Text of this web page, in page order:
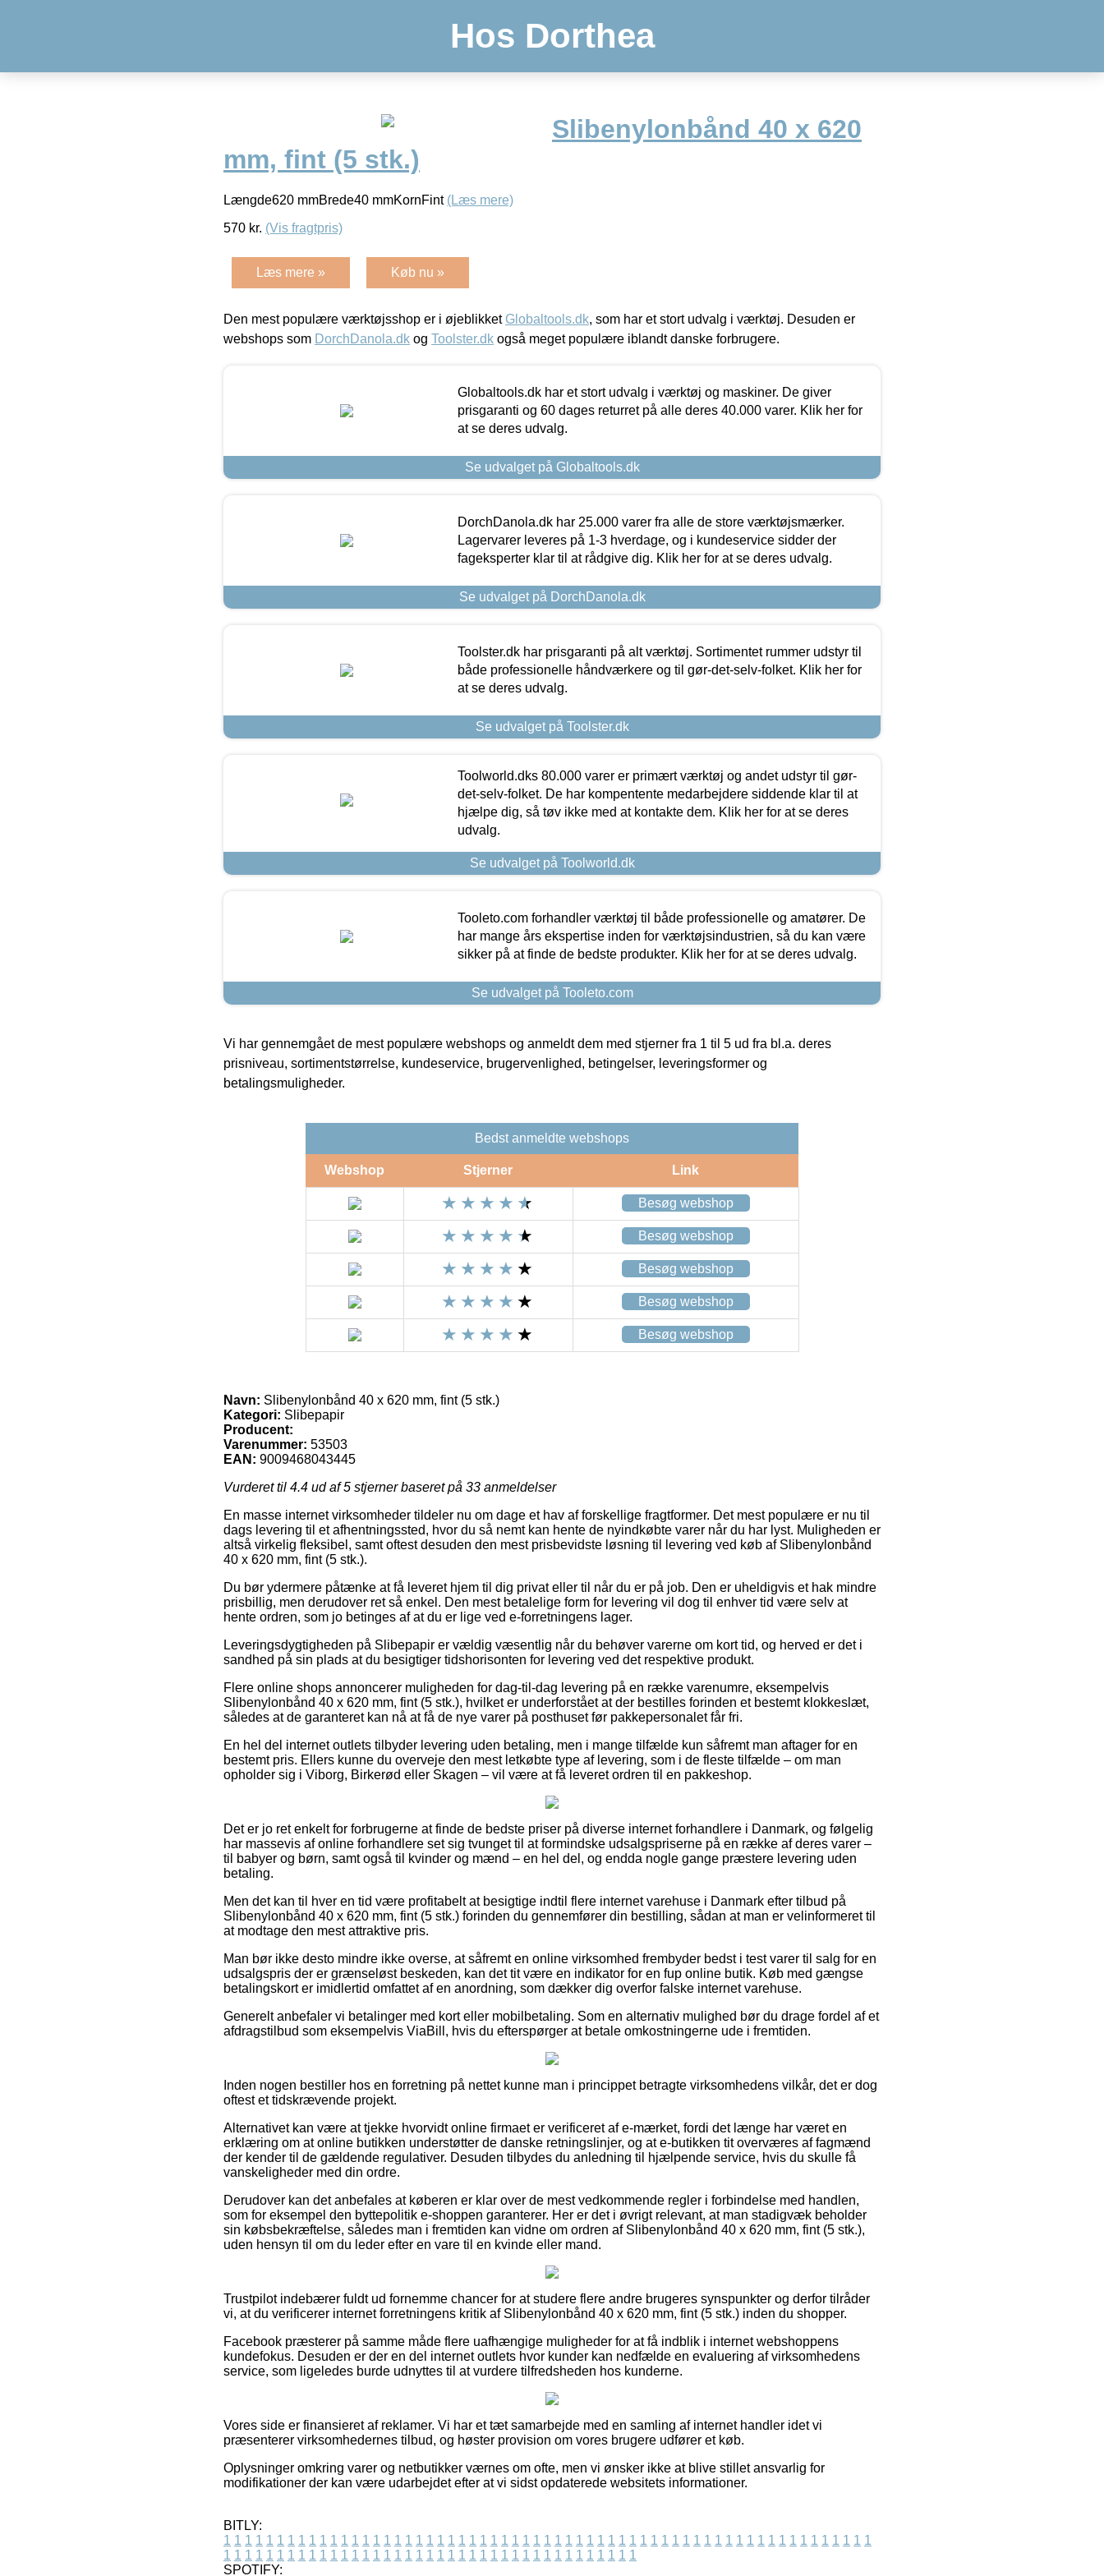
Hos Dorthea
Slibenylonbånd 40 x 620
mm, fint (5 stk.)
Længde620 mmBrede40 mmKornFint (Læs mere)
570 kr. (Vis fragtpris)
Læs mere » Køb nu »
Den mest populære værktøjsshop er i øjeblikket Globaltools.dk, som har et stort udvalg i værktøj. Desuden er
webshops som DorchDanola.dk og Toolster.dk også meget populære iblandt danske forbrugere.
Globaltools.dk har et stort udvalg i værktøj og maskiner. De giver
prisgaranti og 60 dages returret på alle deres 40.000 varer. Klik her for
at se deres udvalg.
Se udvalget på Globaltools.dk
DorchDanola.dk har 25.000 varer fra alle de store værktøjsmærker.
Lagervarer leveres på 1-3 hverdage, og i kundeservice sidder der
fageksperter klar til at rådgive dig. Klik her for at se deres udvalg.
Se udvalget på DorchDanola.dk
Toolster.dk har prisgaranti på alt værktøj. Sortimentet rummer udstyr til
både professionelle håndværkere og til gør-det-selv-folket. Klik her for
at se deres udvalg.
Se udvalget på Toolster.dk
Toolworld.dks 80.000 varer er primært værktøj og andet udstyr til gør-
det-selv-folket. De har kompentente medarbejdere siddende klar til at
hjælpe dig, så tøv ikke med at kontakte dem. Klik her for at se deres
udvalg.
Se udvalget på Toolworld.dk
Tooleto.com forhandler værktøj til både professionelle og amatører. De
har mange års ekspertise inden for værktøjsindustrien, så du kan være
sikker på at finde de bedste produkter. Klik her for at se deres udvalg.
Se udvalget på Tooleto.com
Vi har gennemgået de mest populære webshops og anmeldt dem med stjerner fra 1 til 5 ud fra bl.a. deres
prisniveau, sortimentstørrelse, kundeservice, brugervenlighed, betingelser, leveringsformer og
betalingsmuligheder.
Bedst anmeldte webshops
Webshop Stjerner Link
Besøg webshop
Besøg webshop
Besøg webshop
Besøg webshop
Besøg webshop
Navn: Slibenylonbånd 40 x 620 mm, fint (5 stk.)
Kategori: Slibepapir
Producent:
Varenummer: 53503
EAN: 9009468043445
Vurderet til 4.4 ud af 5 stjerner baseret på 33 anmeldelser
En masse internet virksomheder tildeler nu om dage et hav af forskellige fragtformer. Det mest populære er nu til
dags levering til et afhentningssted, hvor du så nemt kan hente de nyindkøbte varer når du har lyst. Muligheden er
altså virkelig fleksibel, samt oftest desuden den mest prisbevidste løsning til levering ved køb af Slibenylonbånd
40 x 620 mm, fint (5 stk.).
Du bør ydermere påtænke at få leveret hjem til dig privat eller til når du er på job. Den er uheldigvis et hak mindre
prisbillig, men derudover ret så enkel. Den mest betalelige form for levering vil dog til enhver tid være selv at
hente ordren, som jo betinges af at du er lige ved e-forretningens lager.
Leveringsdygtigheden på Slibepapir er vældig væsentlig når du behøver varerne om kort tid, og herved er det i
sandhed på sin plads at du besigtiger tidshorisonten for levering ved det respektive produkt.
Flere online shops annoncerer muligheden for dag-til-dag levering på en række varenumre, eksempelvis
Slibenylonbånd 40 x 620 mm, fint (5 stk.), hvilket er underforstået at der bestilles forinden et bestemt klokkeslæt,
således at de garanteret kan nå at få de nye varer på posthuset før pakkepersonalet får fri.
En hel del internet outlets tilbyder levering uden betaling, men i mange tilfælde kun såfremt man aftager for en
bestemt pris. Ellers kunne du overveje den mest letkøbte type af levering, som i de fleste tilfælde – om man
opholder sig i Viborg, Birkerød eller Skagen – vil være at få leveret ordren til en pakkeshop.
Det er jo ret enkelt for forbrugerne at finde de bedste priser på diverse internet forhandlere i Danmark, og følgelig
har massevis af online forhandlere set sig tvunget til at formindske udsalgspriserne på en række af deres varer –
til babyer og børn, samt også til kvinder og mænd – en hel del, og endda nogle gange præstere levering uden
betaling.
Men det kan til hver en tid være profitabelt at besigtige indtil flere internet varehuse i Danmark efter tilbud på
Slibenylonbånd 40 x 620 mm, fint (5 stk.) forinden du gennemfører din bestilling, sådan at man er velinformeret til
at modtage den mest attraktive pris.
Man bør ikke desto mindre ikke overse, at såfremt en online virksomhed frembyder bedst i test varer til salg for en
udsalgspris der er grænseløst beskeden, kan det tit være en indikator for en fup online butik. Køb med gængse
betalingskort er imidlertid omfattet af en anordning, som dækker dig overfor falske internet varehuse.
Generelt anbefaler vi betalinger med kort eller mobilbetaling. Som en alternativ mulighed bør du drage fordel af et
afdragstilbud som eksempelvis ViaBill, hvis du efterspørger at betale omkostningerne ude i fremtiden.
Inden nogen bestiller hos en forretning på nettet kunne man i princippet betragte virksomhedens vilkår, det er dog
oftest et tidskrævende projekt.
Alternativet kan være at tjekke hvorvidt online firmaet er verificeret af e-mærket, fordi det længe har været en
erklæring om at online butikken understøtter de danske retningslinjer, og at e-butikken tit overværes af fagmænd
der kender til de gældende regulativer. Desuden tilbydes du anledning til hjælpende service, hvis du skulle få
vanskeligheder med din ordre.
Derudover kan det anbefales at køberen er klar over de mest vedkommende regler i forbindelse med handlen,
som for eksempel den byttepolitik e-shoppen garanterer. Her er det i øvrigt relevant, at man stadigvæk beholder
sin købsbekræftelse, således man i fremtiden kan vidne om ordren af Slibenylonbånd 40 x 620 mm, fint (5 stk.),
uden hensyn til om du leder efter en vare til en kvinde eller mand.
Trustpilot indebærer fuldt ud fornemme chancer for at studere flere andre brugeres synspunkter og derfor tilråder
vi, at du verificerer internet forretningens kritik af Slibenylonbånd 40 x 620 mm, fint (5 stk.) inden du shopper.
Facebook præsterer på samme måde flere uafhængige muligheder for at få indblik i internet webshoppens
kundefokus. Desuden er der en del internet outlets hvor kunder kan nedfælde en evaluering af virksomhedens
service, som ligeledes burde udnyttes til at vurdere tilfredsheden hos kunderne.
Vores side er finansieret af reklamer. Vi har et tæt samarbejde med en samling af internet handler idet vi
præsenterer virksomhedernes tilbud, og høster provision om vores brugere udfører et køb.
Oplysninger omkring varer og netbutikker værnes om ofte, men vi ønsker ikke at blive stillet ansvarlig for
modifikationer der kan være udarbejdet efter at vi sidst opdaterede websitets informationer.
BITLY:
1 1 1 1 1 1 1 1 1 1 1 1 1 1 1 1 1 1 1 1 1 1 1 1 1 1 1 1 1 1 1 1 1 1 1 1 1 1 1 1 1 1 1 1 1 1 1 1 1 1 1 1 1 1 1 1 1 1 1 1 1
1 1 1 1 1 1 1 1 1 1 1 1 1 1 1 1 1 1 1 1 1 1 1 1 1 1 1 1 1 1 1 1 1 1 1 1 1 1 1
SPOTIFY: